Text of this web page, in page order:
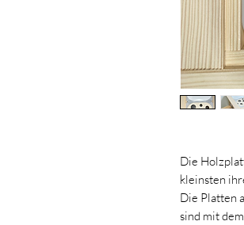
Die
kleinsten
Die Platten
sind mit